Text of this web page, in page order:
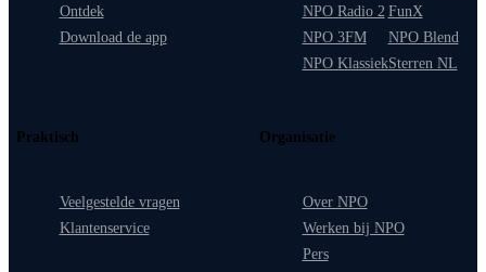
Ontdek
Download de app
NPO Radio 2
NPO 3FM
NPO Klassiek
FunX
NPO Blend
Sterren NL
Praktisch
Veelgestelde vragen
Klantenservice
Organisatie
Over NPO
Werken bij NPO
Pers